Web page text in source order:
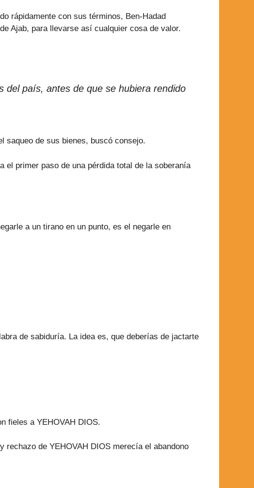
rápidamente con sus términos, Ben-Hadad
Ajab, para llevarse así cualquier cosa de valor.
del país, antes de que se hubiera rendido
saqueo de sus bienes, buscó consejo.
el primer paso de una pérdida total de la soberanía
a un tirano en un punto, es el negarle en
de sabiduría. La idea es, que deberías de jactarte
fieles a YEHOVAH DIOS.
rechazo de YEHOVAH DIOS merecía el abandono